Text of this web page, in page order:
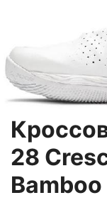
28
Bamboo